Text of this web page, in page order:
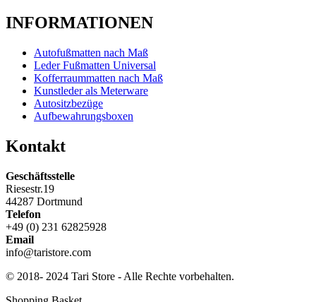
INFORMATIONEN
Autofußmatten nach Maß
Leder Fußmatten Universal
Kofferraummatten nach Maß
Kunstleder als Meterware
Autositzbezüge
Aufbewahrungsboxen
Kontakt
Geschäftsstelle
Riesestr.19
44287 Dortmund
Telefon
+49 (0) 231 62825928
Email
info@taristore.com
© 2018- 2024 Tari Store - Alle Rechte vorbehalten.